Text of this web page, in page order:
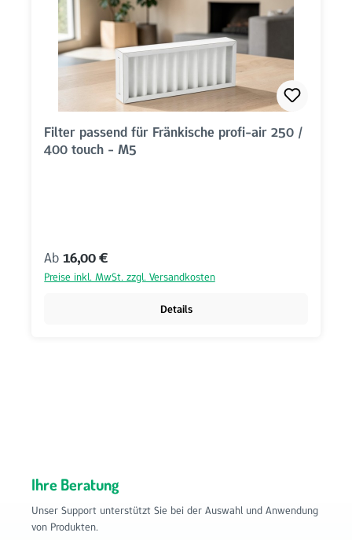
Filter passend für Fränkische profi-air 250 /
400 touch - M5
Regulärer Preis:
Ab 16,00 €
Preise inkl. MwSt. zzgl. Versandkosten
Details
Ihre Beratung
Unser Support unterstützt Sie bei der Auswahl und Anwendung
von Produkten.